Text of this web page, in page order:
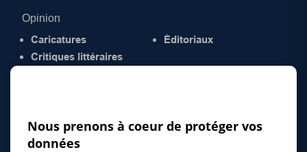
Opinion
Caricatures
Critiques littéraires
Éditoriaux
Nous prenons à coeur de protéger vos
données